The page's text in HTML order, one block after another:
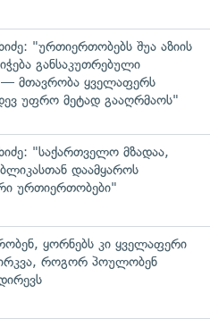
"ურთიერთობებს შუა აზიის
განსაკუთრებული
— მთავრობა ყველაფერს
უფრო მეტად გააღრმაოს"
"საქართველო მზადაა,
დაამყაროს
ურთიერთობები"
ყორნებს კი ყველაფერი
როგორ პოულობენ